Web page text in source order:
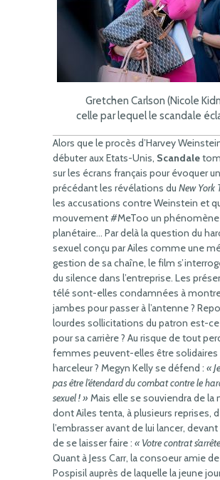
Gretchen Carlson (Nicole
celle par lequel le scandale
Alors que le procès d’Harvey
débuter aux Etats-Unis, Scandale
sur les écrans français pour évoquer
précédant les révélations du New York
les accusations contre Weinstein et
mouvement #MeToo un phénomène
planétaire… Par delà la question du
sexuel conçu par Ailes comme une
gestion de sa chaîne, le film
du silence dans l’entreprise. Les
télé sont-elles condamnées à
jambes pour passer à l’antenne ?
lourdes sollicitations du patron est-ce
pour sa carrière ? Au risque de tout
femmes peuvent-elles être solidaires
harceleur ? Megyn Kelly se défend : «
pas être l’étendard du combat contre le
sexuel ! » Mais elle se souviendra de la
dont Ailes tenta, à plusieurs reprises,
l’embrasser avant de lui lancer,
de se laisser faire : « Votre contrat
Quant à Jess Carr, la consoeur amie
Pospisil auprès de laquelle la jeune